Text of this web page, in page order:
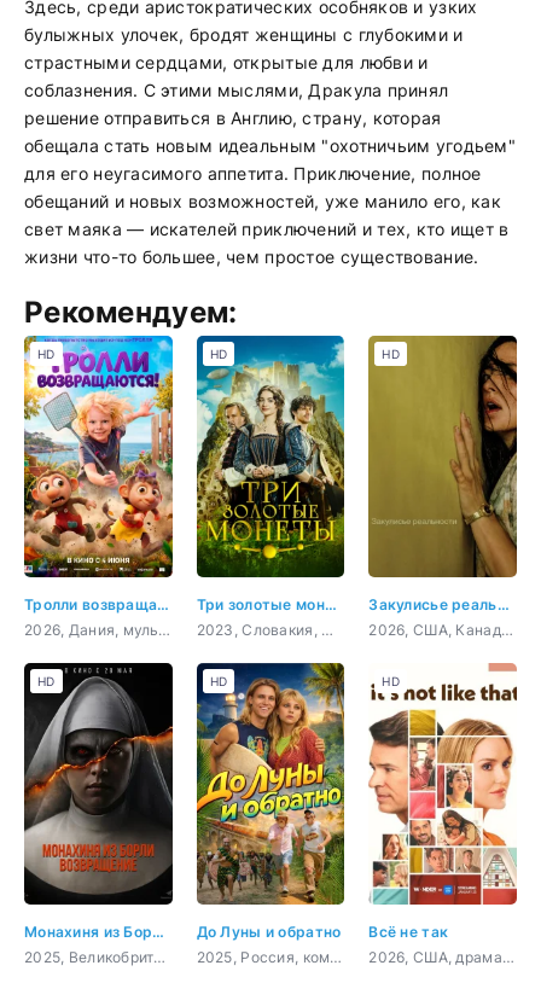
Здесь, среди аристократических особняков и узких
булыжных улочек, бродят женщины с глубокими и
страстными сердцами, открытые для любви и
соблазнения. С этими мыслями, Дракула принял
решение отправиться в Англию, страну, которая
обещала стать новым идеальным "охотничьим угодьем"
для его неугасимого аппетита. Приключение, полное
обещаний и новых возможностей, уже манило его, как
свет маяка — искателей приключений и тех, кто ищет в
жизни что-то большее, чем простое существование.
Рекомендуем:
Тролли возвращаются!
2026, Дания, мультфильм, фэнтези, семейный, приключения
HD
Три золотые монеты
2023, Словакия, Чехия, фэнтези, семейный
HD
Закулисье реальности
2026, США, Канада, ужасы
HD
Монахиня из Борли. Возвращение
2025, Великобритания, ужасы
HD
До Луны и обратно
2025, Россия, комедия, семейный
HD
Всё не так
2026, США, драма, мелодрама, семейный
HD